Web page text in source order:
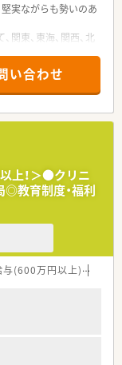
実ながらも勢いのあ
東、東海、関西、北
だけでなく任意で受
業員、将来経営幹部
ができるフィールド
での勤務）どちらか
ック併設店舗」「敷
な店舗を運営してい
剤特化型店舗」を
設置しています
良法人2023（大規模
きやすい環境が整備
い合わせ
上！＞●クリニ
◎教育制度・福利
与(600万円以上)